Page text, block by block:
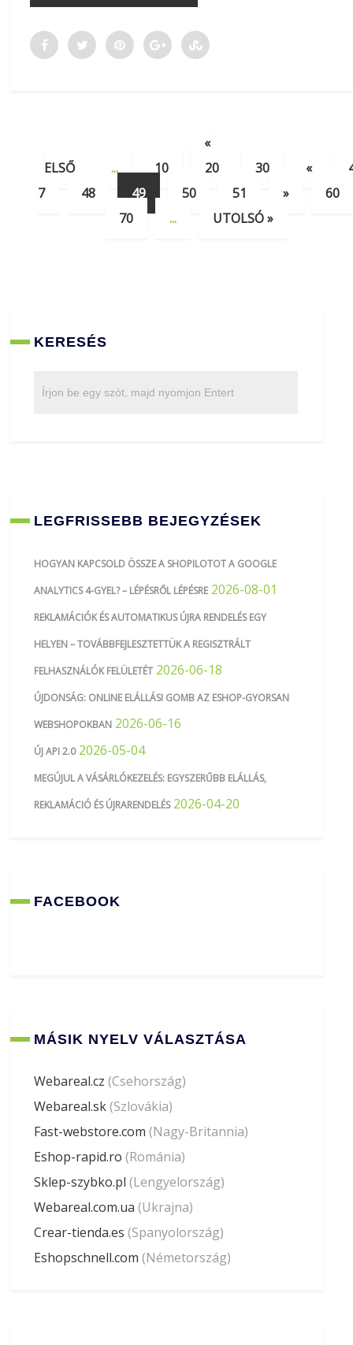
«
ELSŐ
... 10 20 30 «
7
48 49 50 51 »
60
70
... UTOLSÓ »
KERESÉS
LEGFRISSEBB BEJEGYZÉSEK
HOGYAN KAPCSOLD ÖSSZE A SHOPILOTOT A GOOGLE
ANALYTICS 4-GYEL? – LÉPÉSRŐL LÉPÉSRE 2026-08-01
REKLAMÁCIÓK ÉS AUTOMATIKUS ÚJRA RENDELÉS EGY
HELYEN – TOVÁBBFEJLESZTETTÜK A REGISZTRÁLT
FELHASZNÁLÓK FELÜLETÉT 2026-06-18
ÚJDONSÁG: ONLINE ELÁLLÁSI GOMB AZ ESHOP-GYORSAN
WEBSHOPOKBAN 2026-06-16
ÚJ API 2.0 2026-05-04
MEGÚJUL A VÁSÁRLÓKEZELÉS: EGYSZERŰBB ELÁLLÁS,
REKLAMÁCIÓ ÉS ÚJRARENDELÉS 2026-04-20
FACEBOOK
MÁSIK NYELV VÁLASZTÁSA
Webareal.cz (Csehország)
Webareal.sk(Szlovákia)
Fast-webstore.com (Nagy-Britannia)
Eshop-rapid.ro (Románia)
Sklep-szybko.pl (Lengyelország)
Webareal.com.ua (Ukrajna)
Crear-tienda.es (Spanyolország)
Eshopschnell.com (Németország)